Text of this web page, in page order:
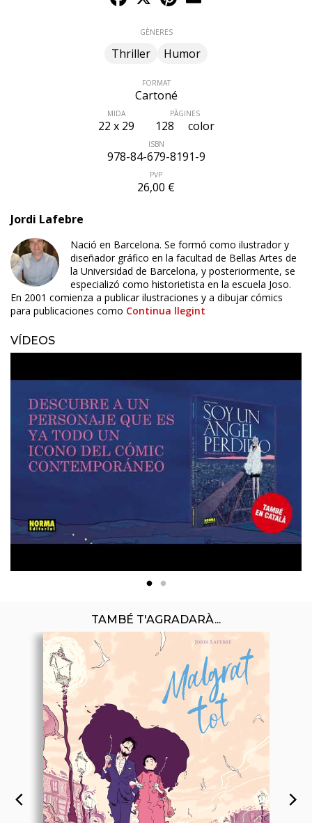
GÈNERES
Thriller Humor
FORMAT
Cartoné
MIDA
22 x 29
PÀGINES
128 color
ISBN
978-84-679-8191-9
PVP
26,00 €
Jordi Lafebre
Nació en Barcelona. Se formó como ilustrador y
diseñador gráfico en la facultad de Bellas Artes de
la Universidad de Barcelona, y posteriormente, se
especializó como historietista en la escuela Joso.
En 2001 comienza a publicar ilustraciones y a dibujar cómics
para publicaciones como Continua llegint
VÍDEOS
TAMBÉ T'AGRADARÀ...